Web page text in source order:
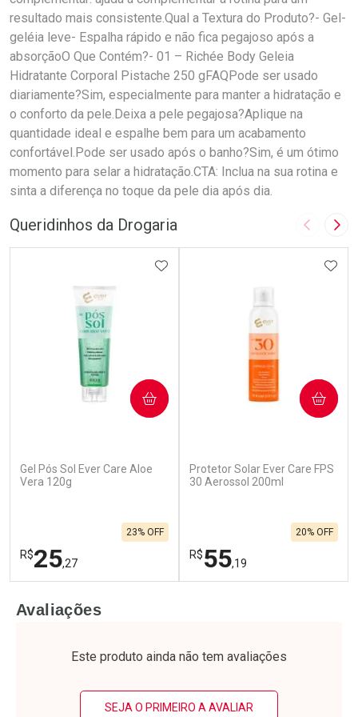
resultado mais consistente.Qual a Textura do Produto?- Gel-
geléia leve- Espalha rápido e não fica pegajoso após a
absorçãoO Que Contém?- 01 – Richée Body Geleia
Hidratante Corporal Pistache 250 gFAQPode ser usado
diariamente?Sim, especialmente para manter a hidratação e
o conforto da pele.Deixa a pele pegajosa?Aplique na
quantidade ideal e espalhe bem para um acabamento
confortável.Pode ser usado após o banho?Sim, é um ótimo
momento para selar a hidratação.CTA: Inclua na sua rotina e
sinta a diferença no toque da pele dia após dia.
Queridinhos da Drogaria Imagem
Gel Pós Sol Ever Care Aloe
Vera 120g
R$25,27
23% OFF
ADICIONAR AOS FAVORITOS
COMPRAR
Laboratório
Por Menos
Protetor Solar Ever Care FPS
30 Aerossol 200ml
R$55,19
20% OFF
COMPRAR
Laboratório
Por Menos
Avaliações
Este produto ainda não tem avaliações
SEJA O PRIMEIRO A AVALIAR